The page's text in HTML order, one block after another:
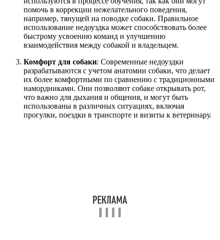
помочь в коррекции нежелательного поведения,
например, тянущей на поводке собаки. Правильное
использование недоуздка может способствовать более
быстрому усвоению команд и улучшению
взаимодействия между собакой и владельцем.
Комфорт для собаки: Современные недоуздки
разрабатываются с учетом анатомии собаки, что делает
их более комфортными по сравнению с традиционными
намордниками. Они позволяют собаке открывать рот,
что важно для дыхания и общения, и могут быть
использованы в различных ситуациях, включая
прогулки, поездки в транспорте и визиты к ветеринару.